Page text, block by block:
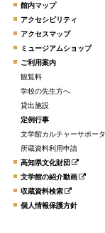
館内マップ
アクセシビリティ
アクセスマップ
ミュージアムショップ
ご利用案内
観覧料
学校の先生方へ
貸出施設
定例行事
文学館カルチャーサポー
所蔵資料利用申請
高知県文化財団
文学館の紹介動画
収蔵資料検索
個人情報保護方針